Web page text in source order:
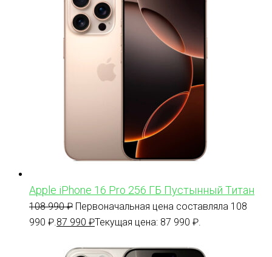
Apple iPhone 16 Pro 256 ГБ Пустынный Титан
108 990₽ Первоначальная цена составляла 108
990 ₽. 87 990 ₽Текущая цена: 87 990 ₽.